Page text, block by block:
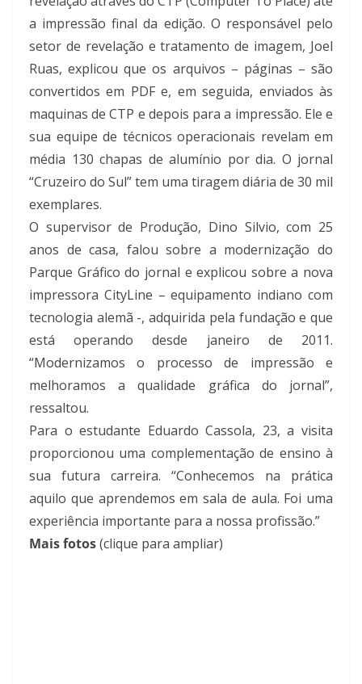
a impressão final da edição. O responsável pelo
setor de revelação e tratamento de imagem, Joel
Ruas, explicou que os arquivos – páginas – são
convertidos em PDF e, em seguida, enviados às
maquinas de CTP e depois para a impressão. Ele e
sua equipe de técnicos operacionais revelam em
média 130 chapas de alumínio por dia. O jornal
“Cruzeiro do Sul” tem uma tiragem diária de 30 mil
exemplares.
O supervisor de Produção, Dino Silvio, com 25
anos de casa, falou sobre a modernização do
Parque Gráfico do jornal e explicou sobre a nova
impressora CityLine – equipamento indiano com
tecnologia alemã -, adquirida pela fundação e que
está operando desde janeiro de 2011.
“Modernizamos o processo de impressão e
melhoramos a qualidade gráfica do jornal”,
ressaltou.
Para o estudante Eduardo Cassola, 23, a visita
proporcionou uma complementação de ensino à
sua futura carreira. “Conhecemos na prática
aquilo que aprendemos em sala de aula. Foi uma
experiência importante para a nossa profissão.”
Mais fotos(clique para ampliar)